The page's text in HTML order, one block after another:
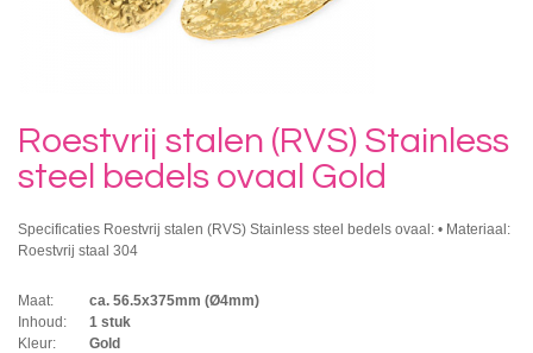
Roestvrij stalen (RVS) Stainless
steel bedels ovaal Gold
Specificaties Roestvrij stalen (RVS) Stainless steel bedels ovaal: • Materiaal:
Roestvrij staal 304
Maat:
ca. 56.5x375mm (Ø4mm)
Inhoud:
1 stuk
Kleur:
Gold